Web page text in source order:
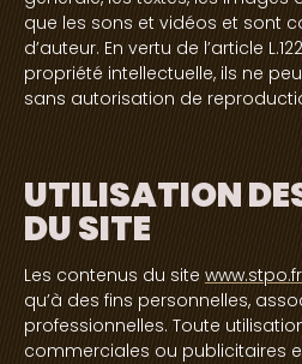
que les sons et vidéos et sont
d’auteur. En vertu de l’article
propriété intellectuelle, ils ne
sans autorisation de
UTILISATION
DU SITE
Les contenus du site www.stpo.fr
qu’à des fins personnelles,
professionnelles. Toute
commerciales ou publicitaires